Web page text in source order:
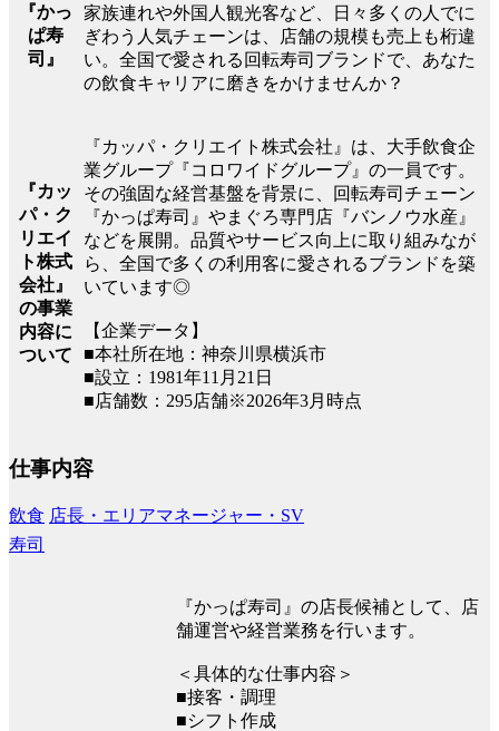
『かっ
ぱ寿
司』
家族連れや外国人観光客など、日々多くの人でに
ぎわう人気チェーンは、店舗の規模も売上も桁違
い。全国で愛される回転寿司ブランドで、あなた
の飲食キャリアに磨きをかけませんか？
『カッ
パ・ク
リエイ
ト株式
会社』
の事業
内容に
ついて
『カッパ・クリエイト株式会社』は、大手飲食企
業グループ『コロワイドグループ』の一員です。
その強固な経営基盤を背景に、回転寿司チェーン
『かっぱ寿司』やまぐろ専門店『バンノウ水産』
などを展開。品質やサービス向上に取り組みなが
ら、全国で多くの利用客に愛されるブランドを築
いています◎
【企業データ】
■本社所在地：神奈川県横浜市
■設立：1981年11月21日
■店舗数：295店舗※2026年3月時点
仕事内容
飲食 店長・エリアマネージャー・SV
寿司
『かっぱ寿司』の店長候補として、店
舗運営や経営業務を行います。
＜具体的な仕事内容＞
■接客・調理
■シフト作成